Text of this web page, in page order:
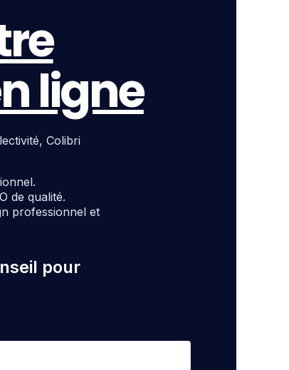
ligne
Colibri
de qualité.
professionnel et
pour